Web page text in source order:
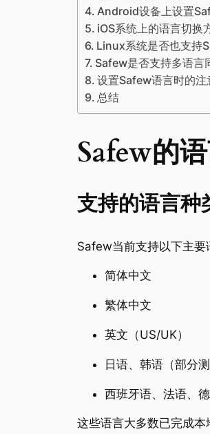
Android设备上设置
iOS系统上的语言切换
Linux系统是否也支持
Safew是否支持多语言
设置Safew语言时的注
总结
Safew的
支持的语言种
Safew当前支持以下主要
简体中文
繁体中文
英文（US/UK）
日语、韩语（部分
西班牙语、法语、
这些语言大多数已完成本